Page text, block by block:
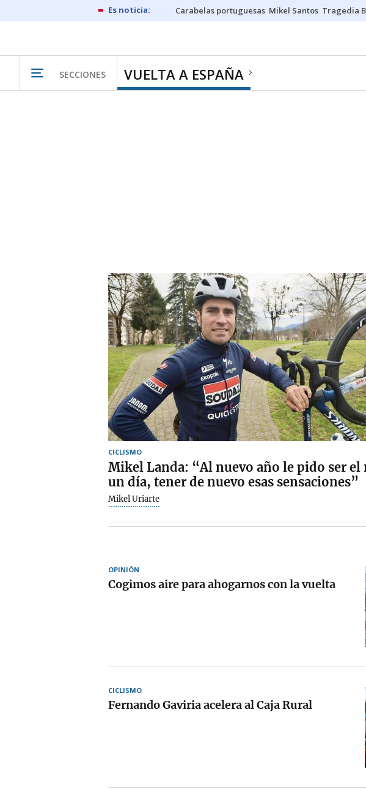
Carabelas portuguesas Mikel Santos Tragedia
SECCIONES VUELTA A ESPAÑA
CICLISMO
Mikel Landa: “Al nuevo año le pido ser el
un día, tener de nuevo esas sensaciones”
Mikel Uriarte
OPINIÓN
Cogimos aire para ahogarnos con la vuelta
CICLISMO
Fernando Gaviria acelera al Caja Rural